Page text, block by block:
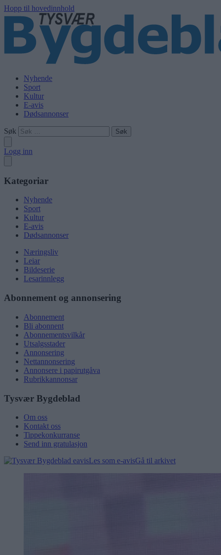
Hopp til hovedinnhold
Nyhende
Sport
Kultur
E-avis
Dødsannonser
Søk
Logg inn
Kategoriar
Nyhende
Sport
Kultur
E-avis
Dødsannonser
Næringsliv
Leiar
Bildeserie
Lesarinnlegg
Abonnement og annonsering
Abonnement
Bli abonnent
Abonnementsvilkår
Utsalgsstader
Annonsering
Nettannonsering
Annonsere i papirutgåva
Rubrikkannonsar
Tysvær Bygdeblad
Om oss
Kontakt oss
Tippekonkurranse
Send inn gratulasjon
Les som e-avisGå til arkivet